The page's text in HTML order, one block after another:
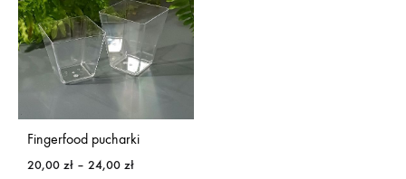
Fingerfood pucharki
20,00 zł – 24,00 złZakres